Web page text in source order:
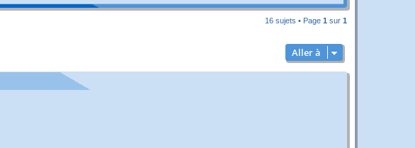
16 sujets • Page 1 sur 1
Aller à